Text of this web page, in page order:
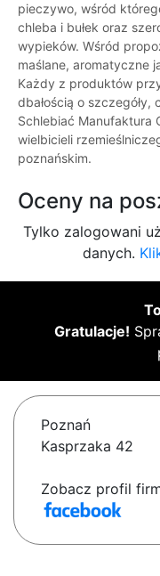
pieczywo, wśród
chleba i bułek oraz
wypieków. Wśród
maślane, aromatyczne
Każdy z produktów
dbałością o
Schlebiać Manufaktura
wielbicieli
poznańskim.
Oceny na
Tylko zalogowani
danych.
Gratulacje!
Poznań
Kasprzaka 42
Zobacz profil